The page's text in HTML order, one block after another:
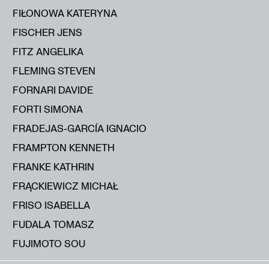
FIŁONOWA KATERYNA
FISCHER JENS
FITZ ANGELIKA
FLEMING STEVEN
FORNARI DAVIDE
FORTI SIMONA
FRADEJAS-GARCÍA IGNACIO
FRAMPTON KENNETH
FRANKE KATHRIN
FRĄCKIEWICZ MICHAŁ
FRISO ISABELLA
FUDALA TOMASZ
FUJIMOTO SOU